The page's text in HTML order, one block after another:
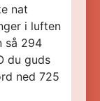
nat
i luften
så 294
du guds
ned 725